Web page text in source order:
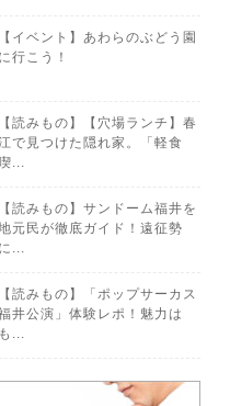
【イベント】あわらのぶどう園
に行こう！
【読みもの】【穴場ランチ】春
で見つけた隠れ家。「軽食
...
【読みもの】サンドーム福井を
元民が徹底ガイド！遠征勢
に...
【読みもの】「ポップサーカス
井公演」体験レポ！魅力は
も...